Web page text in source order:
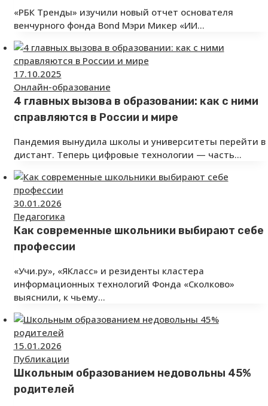
«РБК Тренды» изучили новый отчет основателя
венчурного фонда Bond Мэри Микер «ИИ…
17.10.2025
Онлайн-образование
4 главных вызова в образовании: как с ними
справляются в России и мире
Пандемия вынудила школы и университеты перейти в
дистант. Теперь цифровые технологии — часть…
30.01.2026
Педагогика
Как современные школьники выбирают себе
профессии
«Учи.ру», «ЯКласс» и резиденты кластера
информационных технологий Фонда «Сколково»
выяснили, к чьему…
15.01.2026
Публикации
Школьным образованием недовольны 45%
родителей